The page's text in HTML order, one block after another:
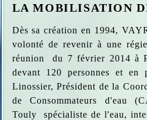
LA MOBILISATION
Dès sa création en 1994,
volonté de revenir à une
réunion du 7 février 2014 à
devant 120 personnes et en
Linossier, Président de la
de Consommateurs d'eau
Touly spécialiste de l'eau,